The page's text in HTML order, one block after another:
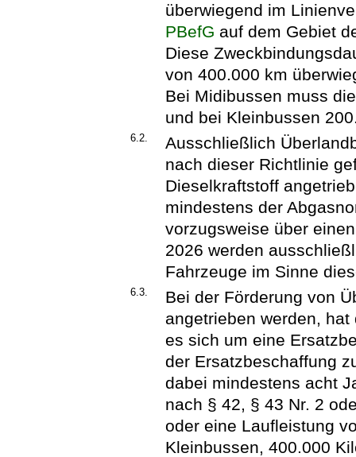
überwiegend im
PBefG auf dem Gebiet
Diese
von 400.000 km
Bei Midibussen muss
und bei Kleinbussen
6.2.
Ausschließlich
nach dieser Richtlinie
Dieselkraftstoff
mindestens der
vorzugsweise über
2026 werden
Fahrzeuge im Sinne
6.3.
Bei der Förderung von
angetrieben werden,
es sich um eine
der Ersatzbeschaffung
dabei mindestens acht
nach § 42, § 43 Nr. 2
oder eine Laufleistung
Kleinbussen, 400.000